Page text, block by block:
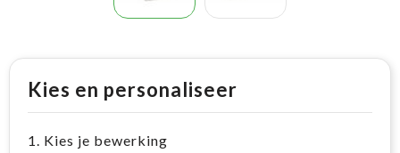
Kies en personaliseer
1. Kies je bewerking